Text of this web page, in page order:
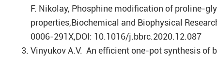
F. Nikolay, Phosphine modification of proline-
properties,Biochemical and Biophysical
0006-291X,DOI: 10.1016/j.bbrc.2020.12.087
Vinyukov A.V. An efficient one-pot synthesis